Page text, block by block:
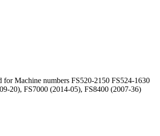
Machine numbers FS520-2150 FS524-1630
20), FS7000 (2014-05), FS8400 (2007-36)